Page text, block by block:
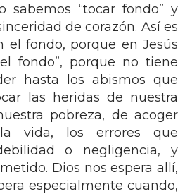
sabemos “tocar fondo” y
de corazón. Así es
el fondo, porque en Jesús
fondo”, porque no tiene
hasta los abismos que
las heridas de nuestra
pobreza, de acoger
vida, los errores que
o negligencia, y
Dios nos espera allí,
especialmente cuando,